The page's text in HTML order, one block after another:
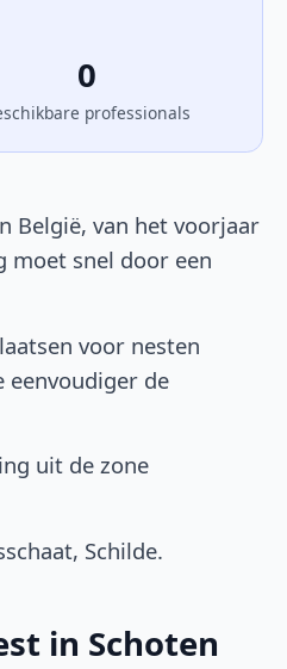
0
professionals
België, van het voorjaar
moet snel door een
voor nesten
eenvoudiger de
uit de zone
Schilde.
in Schoten